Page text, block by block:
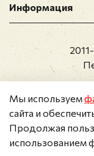
Информация
Мы используем
сайта и
Продолжая
использованием